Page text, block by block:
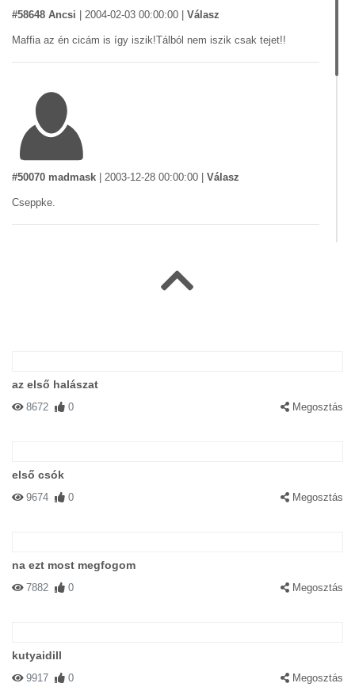
#58648 Ancsi 2004-02-03 00:00:00 Válasz
Maffia az én cicám is így iszik!Tálból nem iszik csak tejet!!
#50070 madmask 2003-12-28 00:00:00 Válasz
Cseppke.
alakokmiadt,mint te,fejlődött az evolúció..-)
az első halászat
8672 0 Megosztás
első csók
9674 0 Megosztás
na ezt most megfogom
7882 0 Megosztás
kutyaidill
9917 0 Megosztás